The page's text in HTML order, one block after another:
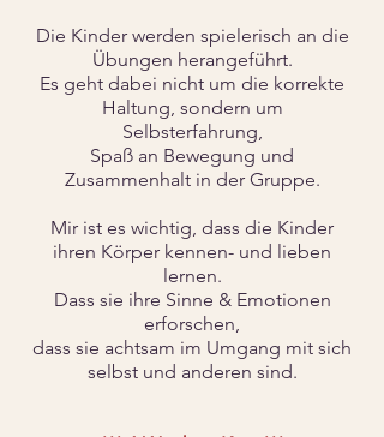
Die Kinder werden spielerisch an die
Übungen herangeführt.
Es geht dabei nicht um die korrekte
Haltung, sondern um
Selbsterfahrung,
Spaß an Bewegung und
Zusammenhalt in der Gruppe.
Mir ist es wichtig, dass die Kinder
ihren Körper kennen- und lieben
lernen.
Dass sie ihre Sinne & Emotionen
erforschen,
dass sie achtsam im Umgang mit sich
selbst und anderen sind.